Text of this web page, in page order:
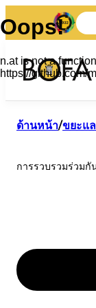
การจัดเรียง
คำแนะนำกา
นี่คือสิ่งที่เกิด
เราเก่งเรื่อง
ทุกสิ่งเกี่ยวกั
แจ้งขยะเพื่
กฎระเบียบก
นักท่องเที่ยว
วิธีการกำจั
สื่อสิ่งพิมพ์เ
สื่อสิ่งพิมพ์เ
ชั้นวางนิตยส
พนักงาน
ถังขยะของฉัน
ด้านหน้า/ขยะแ
การรวบรวมร่วม